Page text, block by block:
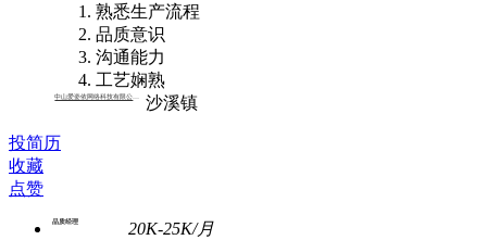
熟悉生产流程
品质意识
沟通能力
工艺娴熟
沙溪镇
投简历
收藏
点赞
品质经理
20K-25K/月